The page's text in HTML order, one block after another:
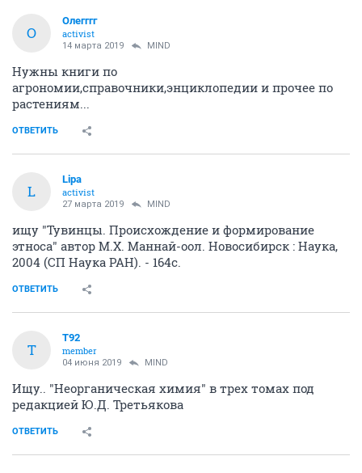
О
Олегггг
activist
14 марта 2019 MIND
Нужны книги по
агрономии,справочники,энциклопедии и прочее по
растениям...
ОТВЕТИТЬ
L
Lipa
activist
27 марта 2019 MIND
ищу "Тувинцы. Происхождение и формирование
этноса" автор М.Х. Маннай-оол. Новосибирск : Наука,
2004 (СП Наука РАН). - 164с.
ОТВЕТИТЬ
T
T92
member
04 июня 2019 MIND
Ищу.. "Неорганическая химия" в трех томах под
редакцией Ю.Д. Третьякова
ОТВЕТИТЬ